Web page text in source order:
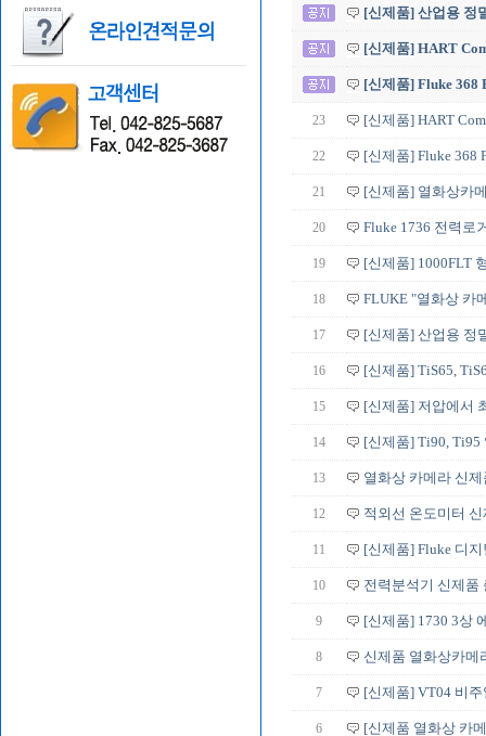
[신제품] 산업용 정
[신제품] HART
[신제품] Fluke 368
23 [신제품] HART
22 [신제품] Fluke 368
21 [신제품] 열화상카
20 Fluke 1736 전력로
19 [신제품] 1000FLT
18 FLUKE "열화상 카
17 [신제품] 산업용 정
16 [신제품] TiS65,
15 [신제품] 저압에서
14 [신제품] Ti90, Ti95
13 열화상 카메라 신제
12 적외선 온도미터 신
11 [신제품] Fluke 디
10 전력분석기 신제품
9 [신제품] 1730 3상
8 신제품 열화상카메
7 [신제품] VT04 비
6 [신제품 열화상 카